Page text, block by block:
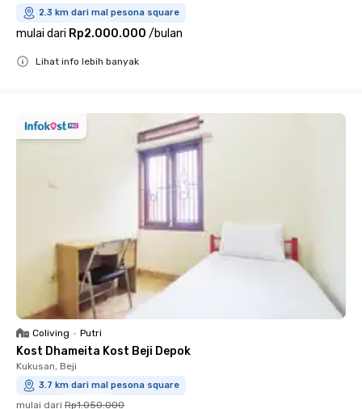
2.3 km dari mal pesona square
mulai dari Rp2.000.000 /bulan
Lihat info lebih banyak
Coliving • Putri
Kost Dhameita Kost Beji Depok
Kukusan, Beji
3.7 km dari mal pesona square
mulai dari Rp1.050.000